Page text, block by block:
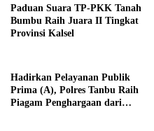
Paduan Suara TP-PKK Tanah
Bumbu Raih Juara II Tingkat
Provinsi Kalsel
Hadirkan Pelayanan Publik
Prima (A), Polres Tanbu Raih
Piagam Penghargaan dari